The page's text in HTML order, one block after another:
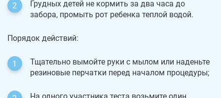
Грудных детей не кормить за два часа до
забора, промыть рот ребенка теплой водой.
Порядок действий:
Тщательно вымойте руки с мылом или наденьте
резиновые перчатки перед началом процедуры;